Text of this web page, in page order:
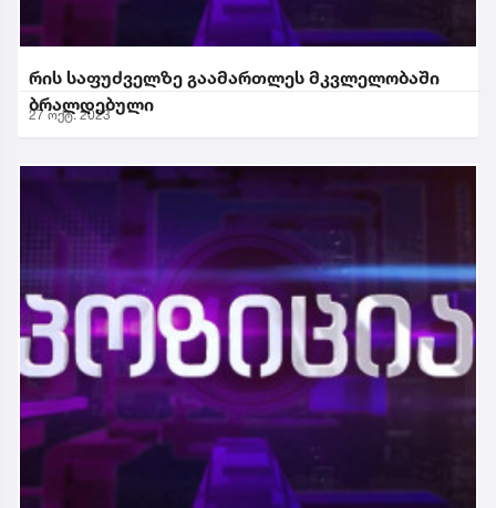
რის საფუძველზე გაამართლეს მკვლელობაში
ბრალდებული
27 ოქტ. 2023